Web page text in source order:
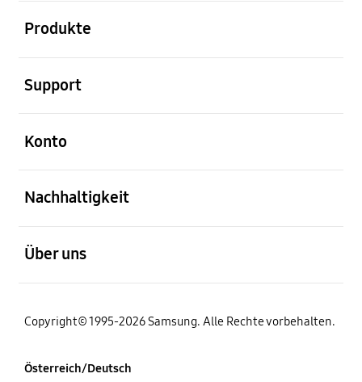
Produkte
Support
Konto
Nachhaltigkeit
Über uns
Copyright© 1995-2026 Samsung. Alle Rechte vorbehalten.
Österreich/Deutsch